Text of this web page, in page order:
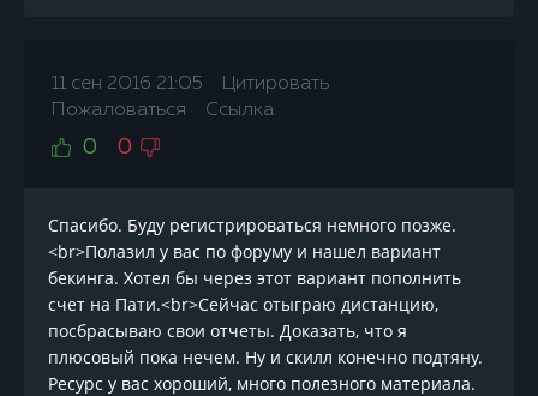
11 сен 2016 21:05
Цитировать
Пожаловаться
Ссылка
0 0
Спасибо. Буду регистрироваться немного позже.
<br>Полазил у вас по форуму и нашел вариант
бекинга. Хотел бы через этот вариант пополнить
счет на Пати.<br>Сейчас отыграю дистанцию,
посбрасываю свои отчеты. Доказать, что я
плюсовый пока нечем. Ну и скилл конечно подтяну.
Ресурс у вас хороший, много полезного материала.